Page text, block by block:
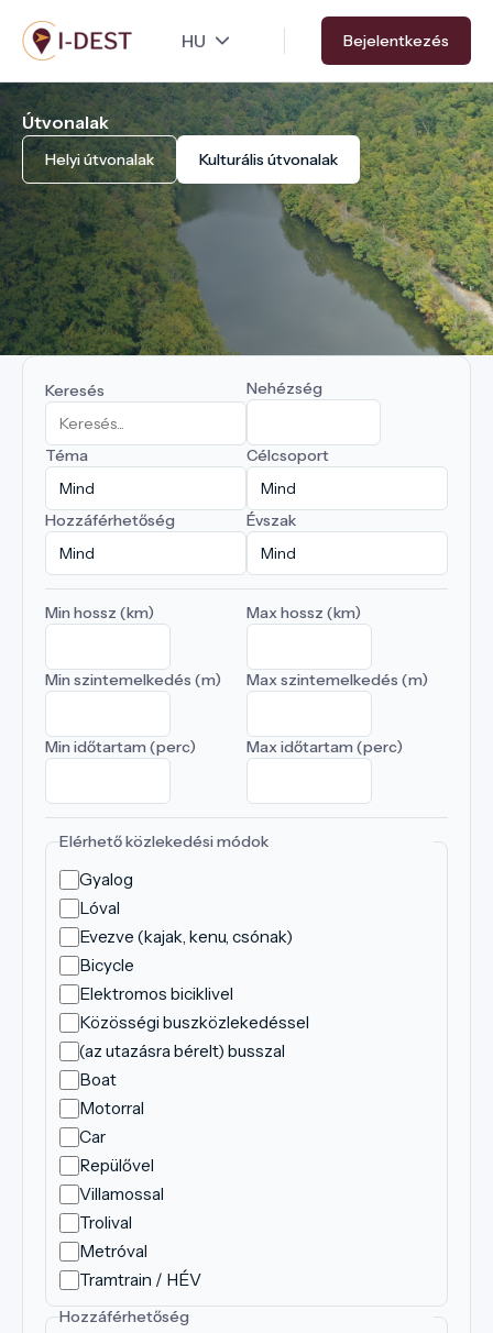
Ugrás
a
tartalomra
Bejelentkezés
Útvonalak
Helyi útvonalak Kulturális útvonalak
Keresés Nehézség
Téma Célcsoport
Hozzáférhetőség Évszak
Min hossz (km) Max hossz (km)
Min szintemelkedés (m) Max szintemelkedés (m)
Min időtartam (perc) Max időtartam (perc)
Elérhető közlekedési módok
Gyalog
Lóval
Evezve (kajak, kenu, csónak)
Bicycle
Elektromos biciklivel
Közösségi buszközlekedéssel
(az utazásra bérelt) busszal
Boat
Motorral
Car
Repülővel
Villamossal
Trolival
Metróval
Tramtrain / HÉV
Hozzáférhetőség